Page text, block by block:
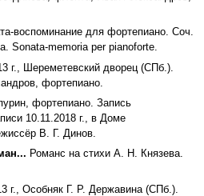
воспоминание для фортепиано. Соч.
Sonata-memoria per pianoforte.
г., Шереметевский дворец (СПб.).
фортепиано.
фортепиано. Запись
10.11.2018 г., в Доме
В. Г. Динов.
Романс на стихи А. Н. Князева.
г., Особняк Г. Р. Державина (СПб.).